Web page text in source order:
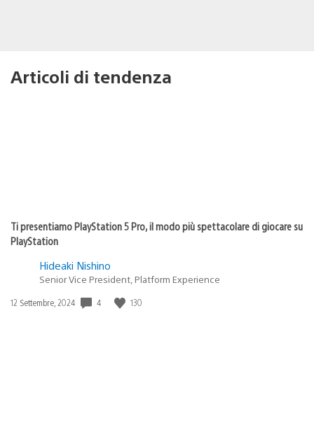
Articoli di tendenza
Ti presentiamo PlayStation 5 Pro, il modo più spettacolare di giocare su
PlayStation
Hideaki Nishino
Senior Vice President, Platform Experience
Data
12 Settembre, 2024 4 130